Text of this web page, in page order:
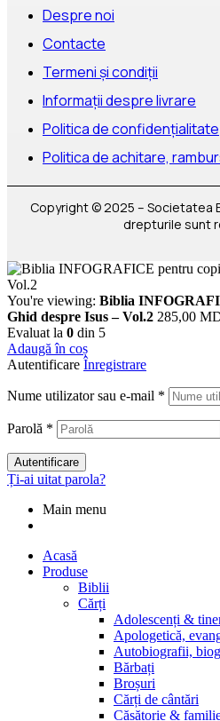
Despre noi
Contacte
Termeni și condiții
Informații despre livrare
Politica de confidențialitate
Politica de achitare,
Copyright © 2025 – Societatea
drepturile sunt
You're viewing: Biblia
Ghid despre Isus – Vol.2 285,00
Evaluat la 0 din 5
Adaugă în coș
Autentificare Înregistrare
Nume utilizator sau e-mail *
Parolă *
Autentificare
Ți-ai uitat parola?
Main menu
Acasă
Produse
Biblii
Cărți
Adolescenți &
Apologetică,
Autobiografii,
Bărbați
Broșuri
Cărți de cântări
Căsătorie &